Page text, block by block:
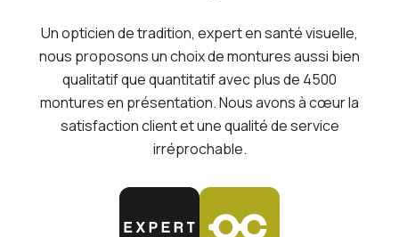
Un opticien de tradition, expert en santé visuelle,
nous proposons un choix de montures aussi bien
qualitatif que quantitatif avec plus de 4500
montures en présentation. Nous avons à cœur la
satisfaction client et une qualité de service
irréprochable.